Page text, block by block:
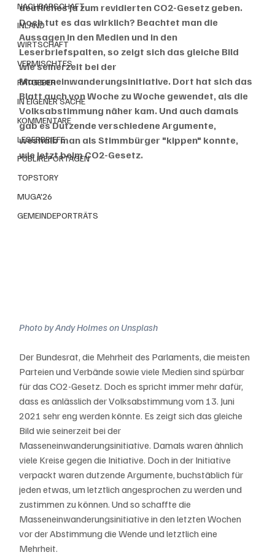
NACHBARSCHAFT
INLAND
WIRTSCHAFT
VERMISCHTES
RATGEBER
IN EIGENER SACHE
KOMMENTARE
LESERBRIEFE
PUBLIREPORTAGEN
TOPSTORY
MUGA'26
GEMEINDEPORTRÄTS
deutliches Ja zum revidierten CO2-Gesetz geben.
Doch tut es das wirklich? Beachtet man die
Aussagen in den Medien und in den
Leserbriefspalten, so zeigt sich das gleiche Bild
wie seinerzeit bei der
Masseneinwanderungsinitiative. Dort hat sich das
Blatt auch von Woche zu Woche gewendet, als die
Volksabstimmung näher kam. Und auch damals
gab es Dutzende verschiedene Argumente,
weshalb man als Stimmbürger "kippen" konnte,
wie jetzt beim CO2-Gesetz.
Photo by Andy Holmes on Unsplash
Der Bundesrat, die Mehrheit des Parlaments, die meisten
Parteien und Verbände sowie viele Medien sind spürbar
für das CO2-Gesetz. Doch es spricht immer mehr dafür,
dass es anlässlich der Volksabstimmung vom 13. Juni
2021 sehr eng werden könnte. Es zeigt sich das gleiche
Bild wie seinerzeit bei der
Masseneinwanderungsinitiative. Damals waren ähnlich
viele Kreise gegen die Initiative. Doch in der Initiative
verpackt waren dutzende Argumente, buchstäblich für
jeden etwas, um letztlich angesprochen zu werden und
zustimmen zu können. Und so schaffte die
Masseneinwanderungsinitiative in den letzten Wochen
vor der Abstimmung die Wende und letztlich eine
Mehrheit.